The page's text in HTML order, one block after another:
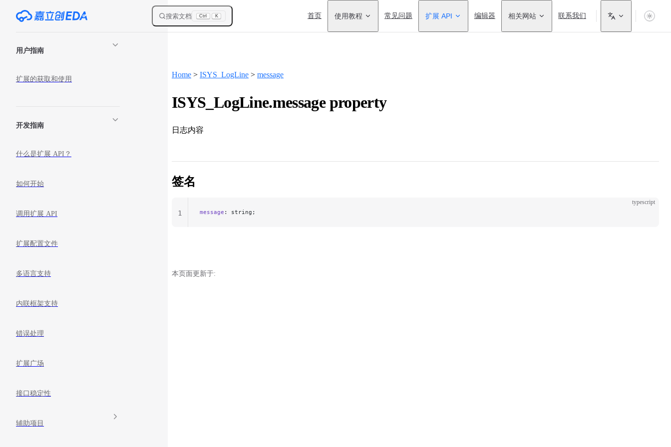
Skip to content 搜索文档 Ctrl K
Main Navigation
首页 使用教程 常见问题 扩展 API 编辑器 相关网站 联系我们
用户指南
扩展的获取和使用
开发指南
什么是扩展 API？
如何开始
调用扩展 API
扩展配置文件
多语言支持
内联框架支持
错误处理
扩展广场
接口稳定性
辅助项目
Home > ISYS_LogLine > message
ISYS_LogLine.message property
日志内容
签名
typescript
message : string;
1
本页面更新于: